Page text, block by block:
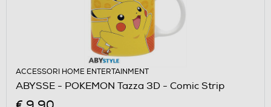
ACCESSORI HOME ENTERTAINMENT
ABYSSE - POKEMON Tazza 3D - Comic Strip